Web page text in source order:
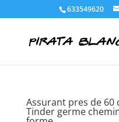
633549620
Assurant pres de 60
Tinder germe